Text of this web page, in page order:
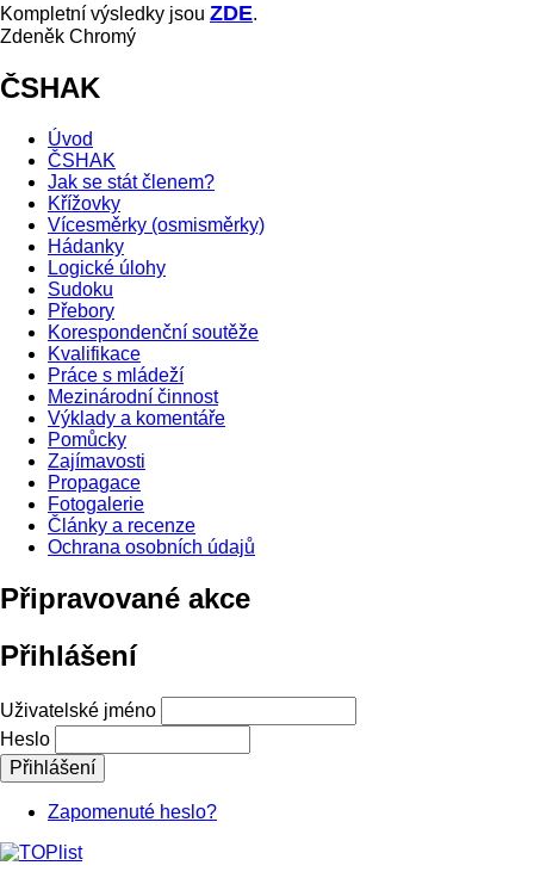
Kompletní výsledky jsou ZDE.
Zdeněk Chromý
ČSHAK
Úvod
ČSHAK
Jak se stát členem?
Křížovky
Vícesměrky (osmisměrky)
Hádanky
Logické úlohy
Sudoku
Přebory
Korespondenční soutěže
Kvalifikace
Práce s mládeží
Mezinárodní činnost
Výklady a komentáře
Pomůcky
Zajímavosti
Propagace
Fotogalerie
Články a recenze
Ochrana osobních údajů
Připravované akce
Přihlášení
Uživatelské jméno
Heslo
Zapomenuté heslo?